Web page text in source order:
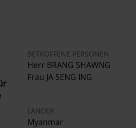
BETROFFENE PERSONEN
Herr BRANG SHAWNG
Frau JA SENG ING
LÄNDER
Myanmar